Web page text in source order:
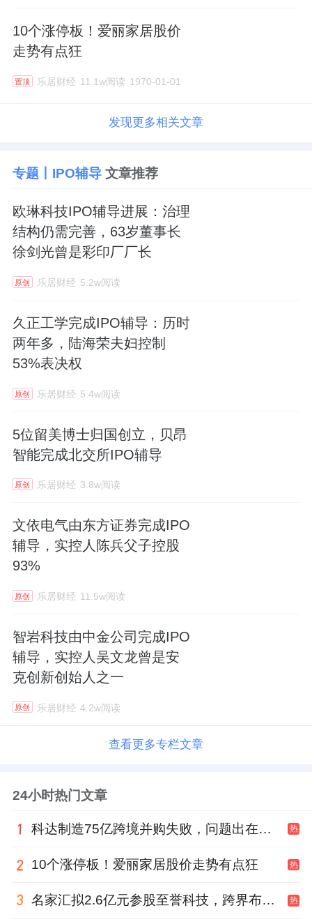
10个涨停板！爱丽家居股价
走势有点狂
置顶 乐居财经 11.1w阅读 1970-01-01
发现更多相关文章
专题丨IPO辅导文章推荐
欧琳科技IPO辅导进展：治理
结构仍需完善，63岁董事长
徐剑光曾是彩印厂厂长
原创 乐居财经 5.2w阅读
久正工学完成IPO辅导：历时
两年多，陆海荣夫妇控制
53%表决权
原创 乐居财经 5.4w阅读
5位留美博士归国创立，贝昂
智能完成北交所IPO辅导
原创 乐居财经 3.8w阅读
文依电气由东方证券完成IPO
辅导，实控人陈兵父子控股
93%
原创 乐居财经 11.5w阅读
智岩科技由中金公司完成IPO
辅导，实控人吴文龙曾是安
克创新创始人之一
原创 乐居财经 4.2w阅读
查看更多专栏文章
24小时热门文章
科达制造75亿跨境并购失败，问题出在哪一关？ 热
10个涨停板！爱丽家居股价走势有点狂 热
名家汇拟2.6亿元参股至誉科技，跨界布局工业级固态存储 热